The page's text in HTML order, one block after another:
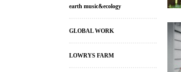
earth music&ecology
GLOBAL WORK
LOWRYS FARM